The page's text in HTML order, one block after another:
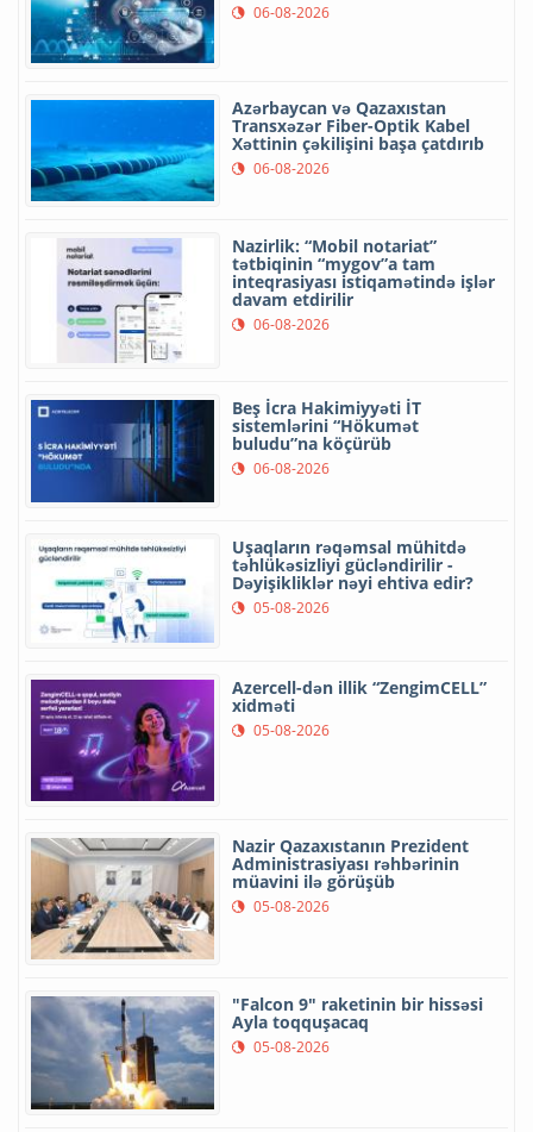
06-08-2026
Azərbaycan və Qazaxıstan
Transxəzər Fiber-Optik Kabel
Xəttinin çəkilişini başa çatdırıb
06-08-2026
Nazirlik: “Mobil notariat”
tətbiqinin “mygov”a tam
inteqrasiyası istiqamətində işlər
davam etdirilir
06-08-2026
Beş İcra Hakimiyyəti İT
sistemlərini “Hökumət
buludu”na köçürüb
06-08-2026
Uşaqların rəqəmsal mühitdə
təhlükəsizliyi gücləndirilir -
Dəyişikliklər nəyi ehtiva edir?
05-08-2026
Azercell-dən illik “ZengimCELL”
xidməti
05-08-2026
Nazir Qazaxıstanın Prezident
Administrasiyası rəhbərinin
müavini ilə görüşüb
05-08-2026
"Falcon 9" raketinin bir hissəsi
Ayla toqquşacaq
05-08-2026